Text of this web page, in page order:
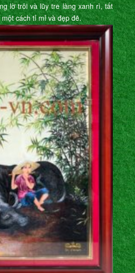
lờ trôi và lũy tre làng xanh rì, tất
cách tỉ mỉ và đẹp đẽ.